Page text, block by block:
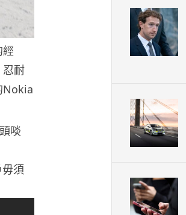
忍耐
Nokia
啖
須